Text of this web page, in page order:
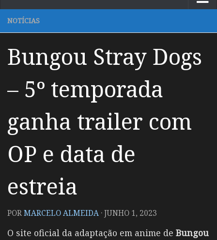
NOTÍCIAS
Bungou Stray Dogs
– 5º temporada
ganha trailer com
OP e data de
estreia
PORMARCELO ALMEIDA ·JUNHO 1, 2023
O site oficial da adaptação em anime de Bungou